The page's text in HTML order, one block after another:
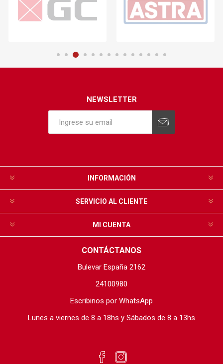
NEWSLETTER
INFORMACIÓN
SERVICIO AL CLIENTE
MI CUENTA
CONTÁCTANOS
Bulevar España 2162
24100980
Escribinos por WhatsApp
Lunes a viernes de 8 a 18hs y Sábados de 8 a 13hs